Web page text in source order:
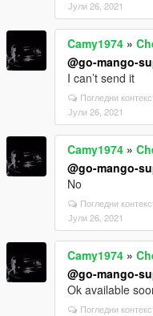
Јули 26, 2021
Camy1974 »
@go-mango-
I can’t send it
Погледни
Јули 26, 2021
Camy1974 »
@go-mango-
No
Погледни
Јули 26, 2021
Camy1974 »
@go-mango-
Ok available
Погледни